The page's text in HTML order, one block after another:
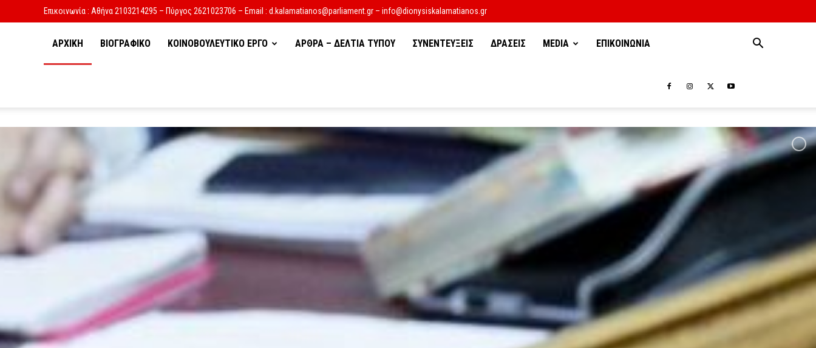
Επικοινωνία : Αθήνα 2103214295 – Πύργος 2621023706 – Email : d.kalamatianos@parliament.gr – info@dionysiskalamatianos.gr
ΑΡΧΙΚΗ ΒΙΟΓΡΑΦΙΚΟ ΚΟΙΝΟΒΟΥΛΕΥΤΙΚΟ ΕΡΓΟ ΑΡΘΡΑ – ΔΕΛΤΙΑ ΤΥΠΟΥ ΣΥΝΕΝΤΕΥΞΕΙΣ ΔΡΑΣΕΙΣ MEDIA ΕΠΙΚΟΙΝΩΝΙΑ